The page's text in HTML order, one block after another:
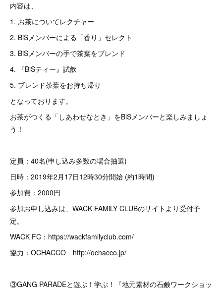
内容は、
1. お茶についてレクチャー
2. BiSメンバーによる「香り」セレクト
3. BiSメンバーの手で茶葉をブレンド
4. 『BiSティー』試飲
5. ブレンド茶葉をお持ち帰り
となっております。
お茶がつくる「しあわせなとき」をBiSメンバーと楽しみましょ
う！
定員：40名(申し込み多数の場合抽選)
日時：2019年2月17日12時30分開始 (約1時間)
参加費：2000円
参加お申し込みは、WACK FAMiLY CLUBのサイトより受付予
定。
WACK FC：https://wackfamilyclub.com/
協力：OCHACCO http://ochacco.jp/
③GANG PARADEと遊ぶ！学ぶ！『地元素材の石鹸ワークショッ